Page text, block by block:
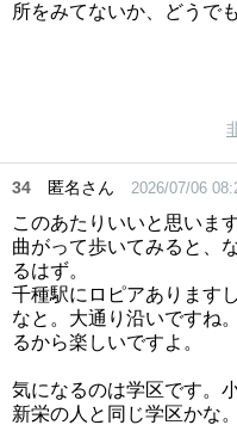
所をみてないか、どうで
34 匿名さん 2026/07/06
このあたりいいと思いま
曲がって歩いてみると、
るはず。
千種駅にロピアあります
なと。大通り沿いですね
るから楽しいですよ。
気になるのは学区です。
新栄の人と同じ学区かな。